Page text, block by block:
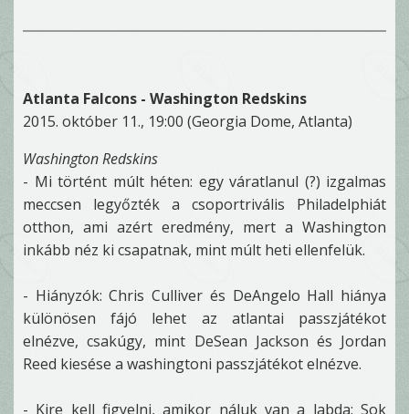
Atlanta Falcons - Washington Redskins
2015. október 11., 19:00 (Georgia Dome, Atlanta)
Washington Redskins
- Mi történt múlt héten: egy váratlanul (?) izgalmas
meccsen legyőzték a csoportrivális Philadelphiát
otthon, ami azért eredmény, mert a Washington
inkább néz ki csapatnak, mint múlt heti ellenfelük.
- Hiányzók: Chris Culliver és DeAngelo Hall hiánya
különösen fájó lehet az atlantai passzjátékot
elnézve, csakúgy, mint DeSean Jackson és Jordan
Reed kiesése a washingtoni passzjátékot elnézve.
- Kire kell figyelni, amikor náluk van a labda: Sok